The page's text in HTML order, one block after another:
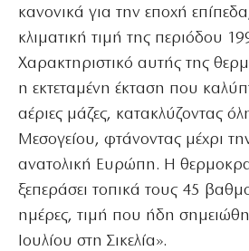
κανονικά για την εποχή
κλιματική τιμή της περιόδου
Χαρακτηριστικό αυτής της
η εκτεταμένη έκταση που
αέριες μάζες, κατακλύζοντας
Μεσογείου, φτάνοντας μέχρι
ανατολική Ευρώπη. Η
ξεπεράσει τοπικά τους 45
ημέρες, τιμή που ήδη
Ιουλίου στη Σικελία».